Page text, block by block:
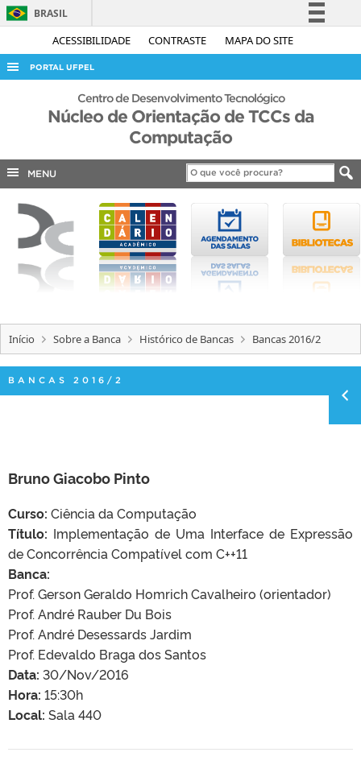
ACESSIBILIDADE CONTRASTE MAPA DO SITE
BRASIL
Simplifique!
Acesso à informação
Legislação
Canais
PORTAL UFPEL
ACESSO À INFORMAÇÃO
AUDITORIA
CONCURSOS
EDITAIS
INTERNACIONAL
OUVIDORIA
Centro de Desenvolvimento Tecnológico
Núcleo de Orientação de TCCs da
Computação
MENU
Início Sobre a Banca Histórico de Bancas Bancas 2016/2
BANCAS 2016/2
Bruno Giacobo Pinto
Curso: Ciência da Computação
Título: Implementação de Uma Interface de Expressão
de Concorrência Compatível com C++11
Banca:
Prof. Gerson Geraldo Homrich Cavalheiro (orientador)
Prof. André Rauber Du Bois
Prof. André Desessards Jardim
Prof. Edevaldo Braga dos Santos
Data: 30/Nov/2016
Hora: 15:30h
Local: Sala 440